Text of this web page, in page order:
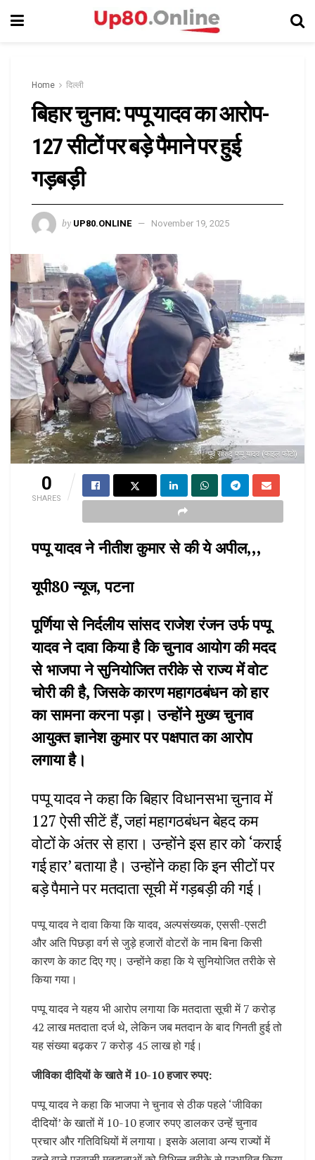
Home दिल्ली
बिहार चुनाव: पप्पू यादव का आरोप-
127 सीटों पर बड़े पैमाने पर हुई
गड़बड़ी
by UP80.ONLINE November 19, 2025
पूर्व सांसद पप्पू यादव (फाइल फोटो)
0
SHARES
पप्पू यादव ने नीतीश कुमार से की ये अपील,,,
यूपी80 न्यूज, पटना
पूर्णिया से निर्दलीय सांसद राजेश रंजन उर्फ पप्पू
यादव ने दावा किया है कि चुनाव आयोग की मदद
से भाजपा ने सुनियोजित तरीके से राज्य में वोट
चोरी की है, जिसके कारण महागठबंधन को हार
का सामना करना पड़ा। उन्होंने मुख्य चुनाव
आयुक्त ज्ञानेश कुमार पर पक्षपात का आरोप
लगाया है।
पप्पू यादव ने कहा कि बिहार विधानसभा चुनाव में
127 ऐसी सीटें हैं, जहां महागठबंधन बेहद कम
वोटों के अंतर से हारा। उन्होंने इस हार को ‘कराई
गई हार’ बताया है। उन्होंने कहा कि इन सीटों पर
बड़े पैमाने पर मतदाता सूची में गड़बड़ी की गई।
पप्पू यादव ने दावा किया कि यादव, अल्पसंख्यक, एससी-एसटी
और अति पिछड़ा वर्ग से जुड़े हजारों वोटरों के नाम बिना किसी
कारण के काट दिए गए। उन्होंने कहा कि ये सुनियोजित तरीके से
किया गया।
पप्पू यादव ने यहय भी आरोप लगाया कि मतदाता सूची में 7 करोड़
42 लाख मतदाता दर्ज थे, लेकिन जब मतदान के बाद गिनती हुई तो
यह संख्या बढ़कर 7 करोड़ 45 लाख हो गई।
जीविका दीदियों के खाते में 10-10 हजार रुपए:
पप्पू यादव ने कहा कि भाजपा ने चुनाव से ठीक पहले ‘जीविका
दीदियों’ के खातों में 10-10 हजार रुपए डालकर उन्हें चुनाव
प्रचार और गतिविधियों में लगाया। इसके अलावा अन्य राज्यों में